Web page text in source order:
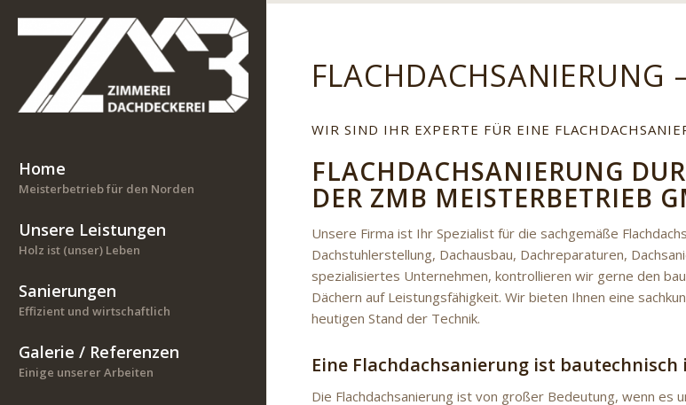
Home
Meisterbetrieb für den Norden
Unsere Leistungen
Holz ist (unser) Leben
Sanierungen
Effizient und wirtschaftlich
Galerie / Referenzen
Einige unserer Arbeiten
FLACHDACHSANIERUNG
WIR SIND IHR EXPERTE FÜR EINE
FLACHDACHSANIERUNG
DER ZMB MEISTERBETRIEB
Unsere Firma ist Ihr Spezialist für die sachgemäße
Dachstuhlerstellung, Dachausbau, Dachreparaturen,
spezialisiertes Unternehmen, kontrollieren wir gerne den
Dächern auf Leistungsfähigkeit. Wir bieten Ihnen eine
heutigen Stand der Technik.
Eine Flachdachsanierung ist
Die Flachdachsanierung ist von großer Bedeutung, wenn es